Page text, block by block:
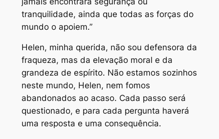
tranquilidade, ainda que todas as forças do
mundo o apoiem.”
Helen, minha querida, não sou defensora da
fraqueza, mas da elevação moral e da
grandeza de espírito. Não estamos sozinhos
neste mundo, Helen, nem fomos
abandonados ao acaso. Cada passo será
questionado, e para cada pergunta haverá
uma resposta e uma consequência.